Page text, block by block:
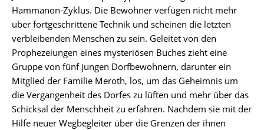
Hammanon-Zyklus. Die Bewohner verfügen nicht mehr
über fortgeschrittene Technik und scheinen die letzten
verbleibenden Menschen zu sein. Geleitet von den
Prophezeiungen eines mysteriösen Buches zieht eine
Gruppe von fünf jungen Dorfbewohnern, darunter ein
Mitglied der Familie Meroth, los, um das Geheimnis um
die Vergangenheit des Dorfes zu lüften und mehr über das
Schicksal der Menschheit zu erfahren. Nachdem sie mit der
Hilfe neuer Wegbegleiter über die Grenzen der ihnen